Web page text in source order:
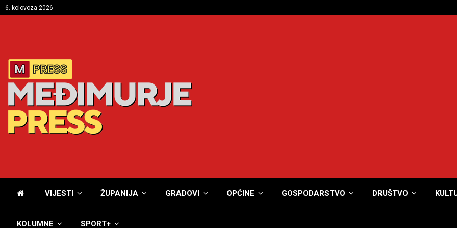
6. kolovoza 2026
VIJESTI ŽUPANIJA GRADOVI OPĆINE GOSPODARSTVO DRUŠTVO
KOLUMNE SPORT+